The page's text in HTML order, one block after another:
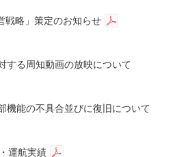
戦略」策定のお知らせ
する周知動画の放映について
機能の不具合並びに復旧について
運航実績